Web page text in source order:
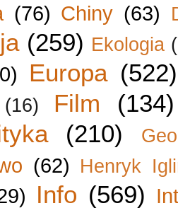
(76) Chiny (63)
(259) Ekologia
Europa (522)
(16) Film
(134)
(210)
(62) Henryk
Info (569)